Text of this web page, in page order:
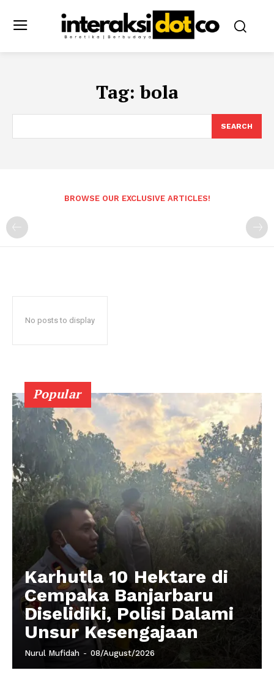
Tag:bola
SEARCH
BROWSE OUR EXCLUSIVE ARTICLES!
No posts to display
Popular
Karhutla 10 Hektare di
Cempaka Banjarbaru
Diselidiki, Polisi Dalami
Unsur Kesengajaan
Nurul Mufidah - 08/August/2026